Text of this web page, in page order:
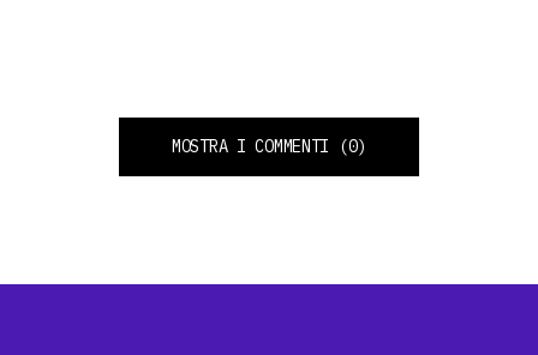
MOSTRA I COMMENTI (0)